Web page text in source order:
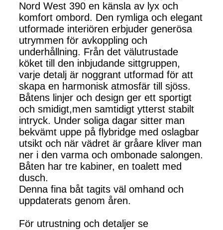
Nord West 390 en känsla av lyx och
komfort ombord. Den rymliga och elegant
utformade interiören erbjuder generösa
utrymmen för avkoppling och
underhållning. Från det välutrustade
köket till den inbjudande sittgruppen,
varje detalj är noggrant utformad för att
skapa en harmonisk atmosfär till sjöss.
Båtens linjer och design ger ett sportigt
och smidigt,men samtidigt ytterst stabilt
intryck. Under soliga dagar sitter man
bekvämt uppe på flybridge med oslagbar
utsikt och när vädret är gråare kliver man
ner i den varma och ombonade salongen.
Båten har tre kabiner, en toalett med
dusch.
Denna fina båt tagits väl omhand och
uppdaterats genom åren.
För utrustning och detaljer se